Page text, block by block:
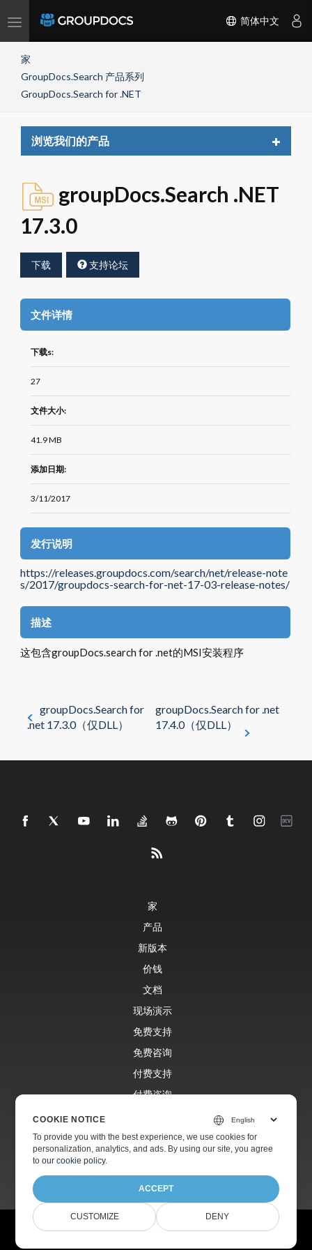
Toggle
简体中文
家
GroupDocs.Search 产品系列
GroupDocs.Search for .NET
浏览我们的产品
Toggle
groupDocs.Search .NET
17.3.0
下载 支持论坛
文件详情
下载s:
27
文件大小:
41.9 MB
添加日期:
3/11/2017
发行说明
https://releases.groupdocs.com/search/net/release-note
s/2017/groupdocs-search-for-net-17-03-release-notes/
描述
这包含groupDocs.search for .net的MSI安装程序
groupDocs.Search for
.net 17.3.0（仅DLL）
groupDocs.Search for .net
17.4.0（仅DLL）
家
产品
新版本
价钱
文档
现场演示
免费支持
免费咨询
付费支持
付费咨询
网站
© Aspose Pty Ltd 2001-2026.版权所有。
COOKIE NOTICE
To provide you with the best experience, we use cookies for
personalization, analytics, and ads. By using our site, you agree
toour cookie policy.
ACCEPT
CUSTOMIZE DENY